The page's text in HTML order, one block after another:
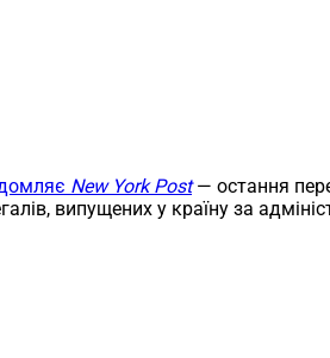
New York Post— остання
випущених у країну за